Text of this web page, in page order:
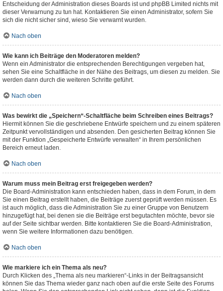
Entscheidung der Administration dieses Boards ist und phpBB Limited nichts mit
dieser Verwarnung zu tun hat. Kontaktieren Sie einen Administrator, sofern Sie
sich die nicht sicher sind, wieso Sie verwarnt wurden.
Nach oben
Wie kann ich Beiträge den Moderatoren melden?
Wenn ein Administrator die entsprechenden Berechtigungen vergeben hat,
sehen Sie eine Schaltfläche in der Nähe des Beitrags, um diesen zu melden. Sie
werden dann durch die weiteren Schritte geführt.
Nach oben
Was bewirkt die „Speichern“-Schaltfläche beim Schreiben eines Beitrags?
Hiermit können Sie die geschriebene Entwürfe speichern und zu einem späteren
Zeitpunkt vervollständigen und absenden. Den gesicherten Beitrag können Sie
mit der Funktion „Gespeicherte Entwürfe verwalten“ in Ihrem persönlichen
Bereich erneut laden.
Nach oben
Warum muss mein Beitrag erst freigegeben werden?
Die Board-Administration kann entschieden haben, dass in dem Forum, in dem
Sie einen Beitrag erstellt haben, die Beiträge zuerst geprüft werden müssen. Es
ist auch möglich, dass die Administration Sie zu einer Gruppe von Benutzern
hinzugefügt hat, bei denen sie die Beiträge erst begutachten möchte, bevor sie
auf der Seite sichtbar werden. Bitte kontaktieren Sie die Board-Administration,
wenn Sie weitere Informationen dazu benötigen.
Nach oben
Wie markiere ich ein Thema als neu?
Durch Klicken des „Thema als neu markieren“-Links in der Beitragsansicht
können Sie das Thema wieder ganz nach oben auf die erste Seite des Forums